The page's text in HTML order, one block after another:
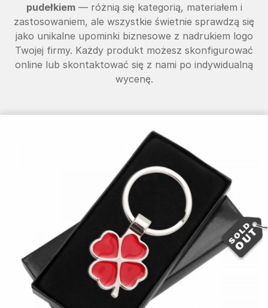
pudełkiem— różnią się kategorią, materiałem i
zastosowaniem, ale wszystkie świetnie sprawdzą się
jako unikalne upominki biznesowe z nadrukiem logo
Twojej firmy. Każdy produkt możesz skonfigurować
online lub skontaktować się z nami po indywidualną
wycenę.